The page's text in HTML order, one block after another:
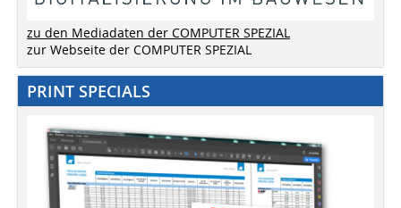
zu den Mediadaten der COMPUTER SPEZIAL
zur Webseite der COMPUTER SPEZIAL
PRINT SPECIALS